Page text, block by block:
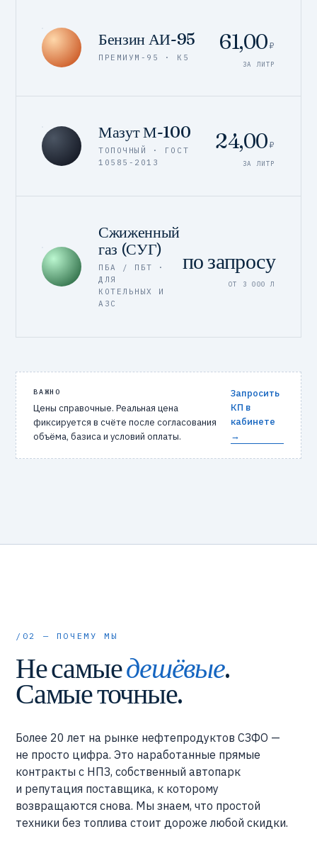
Бензин АИ-95
ПРЕМИУМ-95 · К5
61,00₽
ЗА ЛИТР
Мазут М-100
ТОПОЧНЫЙ · ГОСТ
10585-2013
24,00₽
ЗА ЛИТР
Сжиженный
газ (СУГ)
ПБА / ПБТ ·
ДЛЯ
КОТЕЛЬНЫХ И
АЗС
по запросу
ОТ 3 000 Л
ВАЖНО
Цены справочные. Реальная цена
фиксируется в счёте после согласования
объёма, базиса и условий оплаты.
Запросить
КП в
кабинете
→
/02 — ПОЧЕМУ МЫ
Не самыедешёвые.
Самые точные.
Более 20 лет на рынке нефтепродуктов СЗФО —
не просто цифра. Это наработанные прямые
контракты с НПЗ, собственный автопарк
и репутация поставщика, к которому
возвращаются снова. Мы знаем, что простой
техники без топлива стоит дороже любой скидки.